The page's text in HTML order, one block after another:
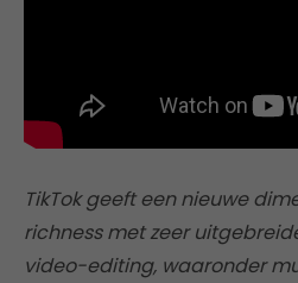
TikTok geeft een nieuwe
richness met zeer
video-editing, waaronder